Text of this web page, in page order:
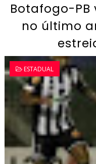
Botafogo-PB
no último
ESTADUAL